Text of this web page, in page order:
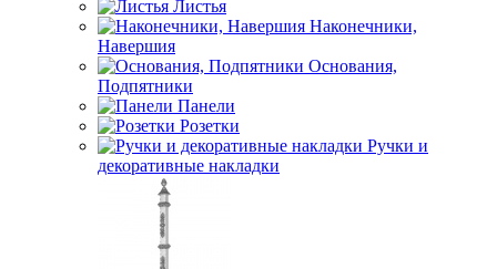
Листья
Наконечники,
Навершия
Основания,
Подпятники
Панели
Розетки
Ручки и
декоративные накладки